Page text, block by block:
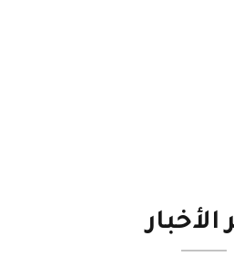
الأخبار